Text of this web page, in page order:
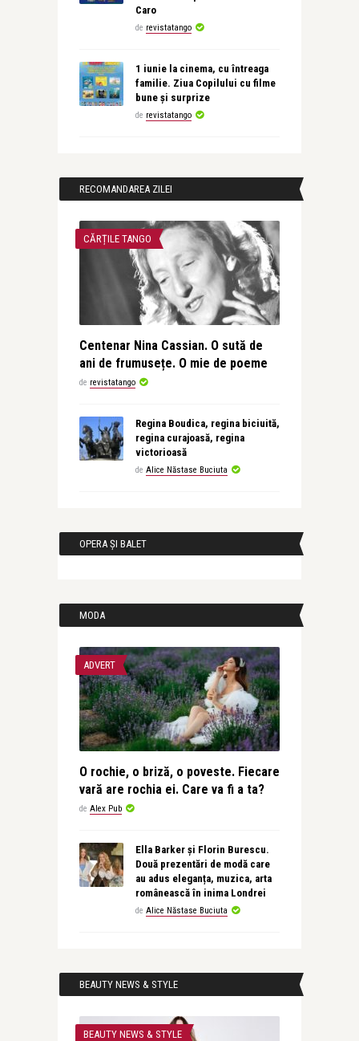
Caro
de revistatango
1 iunie la cinema, cu întreaga
familie. Ziua Copilului cu filme
bune și surprize
de revistatango
RECOMANDAREA ZILEI
CĂRȚILE TANGO
Centenar Nina Cassian. O sută de
ani de frumusețe. O mie de poeme
de revistatango
Regina Boudica, regina biciuită,
regina curajoasă, regina
victorioasă
de Alice Năstase Buciuta
OPERA ȘI BALET
MODA
ADVERT
O rochie, o briză, o poveste. Fiecare
vară are rochia ei. Care va fi a ta?
de Alex Pub
Ella Barker și Florin Burescu.
Două prezentări de modă care
au adus eleganța, muzica, arta
românească în inima Londrei
de Alice Năstase Buciuta
BEAUTY NEWS & STYLE
BEAUTY NEWS & STYLE